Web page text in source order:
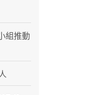
組推動